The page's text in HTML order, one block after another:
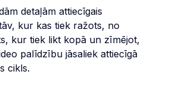
detaļām attiecīgais
kur kas tiek ražots, no
kur tiek likt kopā un zīmējot,
palīdzību jāsaliek attiecīgā
cikls.